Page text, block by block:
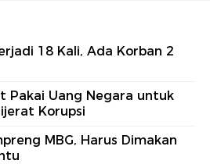
18 Kali, Ada Korban 2
Pakai Uang Negara untuk
Korupsi
MBG, Harus Dimakan